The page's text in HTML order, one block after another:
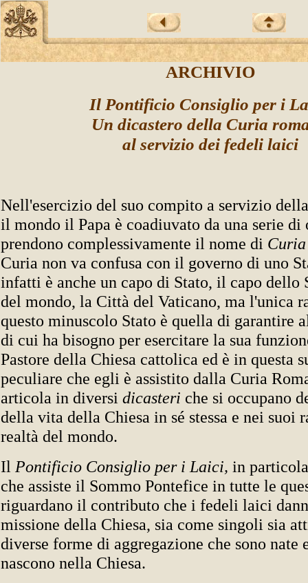
ARCHIVIO
Il Pontificio Consiglio per i
Un dicastero della Curia
al servizio dei fedeli laici
Nell'esercizio del suo compito a servizio
il mondo il Papa è coadiuvato da una serie di
prendono complessivamente il nome di Curia
Curia non va confusa con il governo di uno
infatti è anche un capo di Stato, il capo dello
del mondo, la Città del Vaticano, ma l'unica
questo minuscolo Stato è quella di garantire
di cui ha bisogno per esercitare la sua
Pastore della Chiesa cattolica ed è in questa
peculiare che egli è assistito dalla Curia
articola in diversi dicasteri che si occupano
della vita della Chiesa in sé stessa e nei suoi
realtà del mondo.
Il Pontificio Consiglio per i Laici, in
che assiste il Sommo Pontefice in tutte le
riguardano il contributo che i fedeli laici
missione della Chiesa, sia come singoli sia
diverse forme di aggregazione che sono nate
nascono nella Chiesa.